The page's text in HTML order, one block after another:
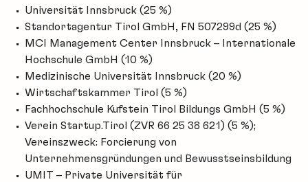
Universität Innsbruck (25 %)
Standortagentur Tirol GmbH, FN 507299d (25 %)
MCI Management Center Innsbruck – Internationale
Hochschule GmbH (10 %)
Medizinische Universität Innsbruck (20 %)
Wirtschaftskammer Tirol (5 %)
Fachhochschule Kufstein Tirol Bildungs GmbH (5 %)
Verein Startup.Tirol (ZVR 66 25 38 621) (5 %);
Vereinszweck: Forcierung von
Unternehmensgründungen und Bewusstseinsbildung
UMIT – Private Universität für